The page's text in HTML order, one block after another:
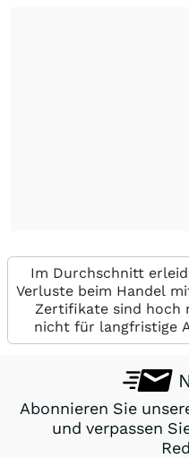
Im Durchschnitt
Verluste beim Handel
Zertifikate sind hoch
nicht für langfristige
Abonnieren Sie
und verpassen